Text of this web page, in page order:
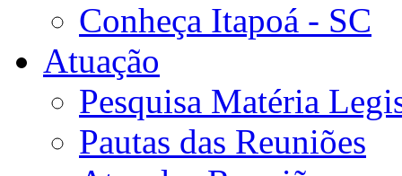
Conheça Itapoá - SC
Atuação
Pesquisa Matéria
Pautas das Reuniões